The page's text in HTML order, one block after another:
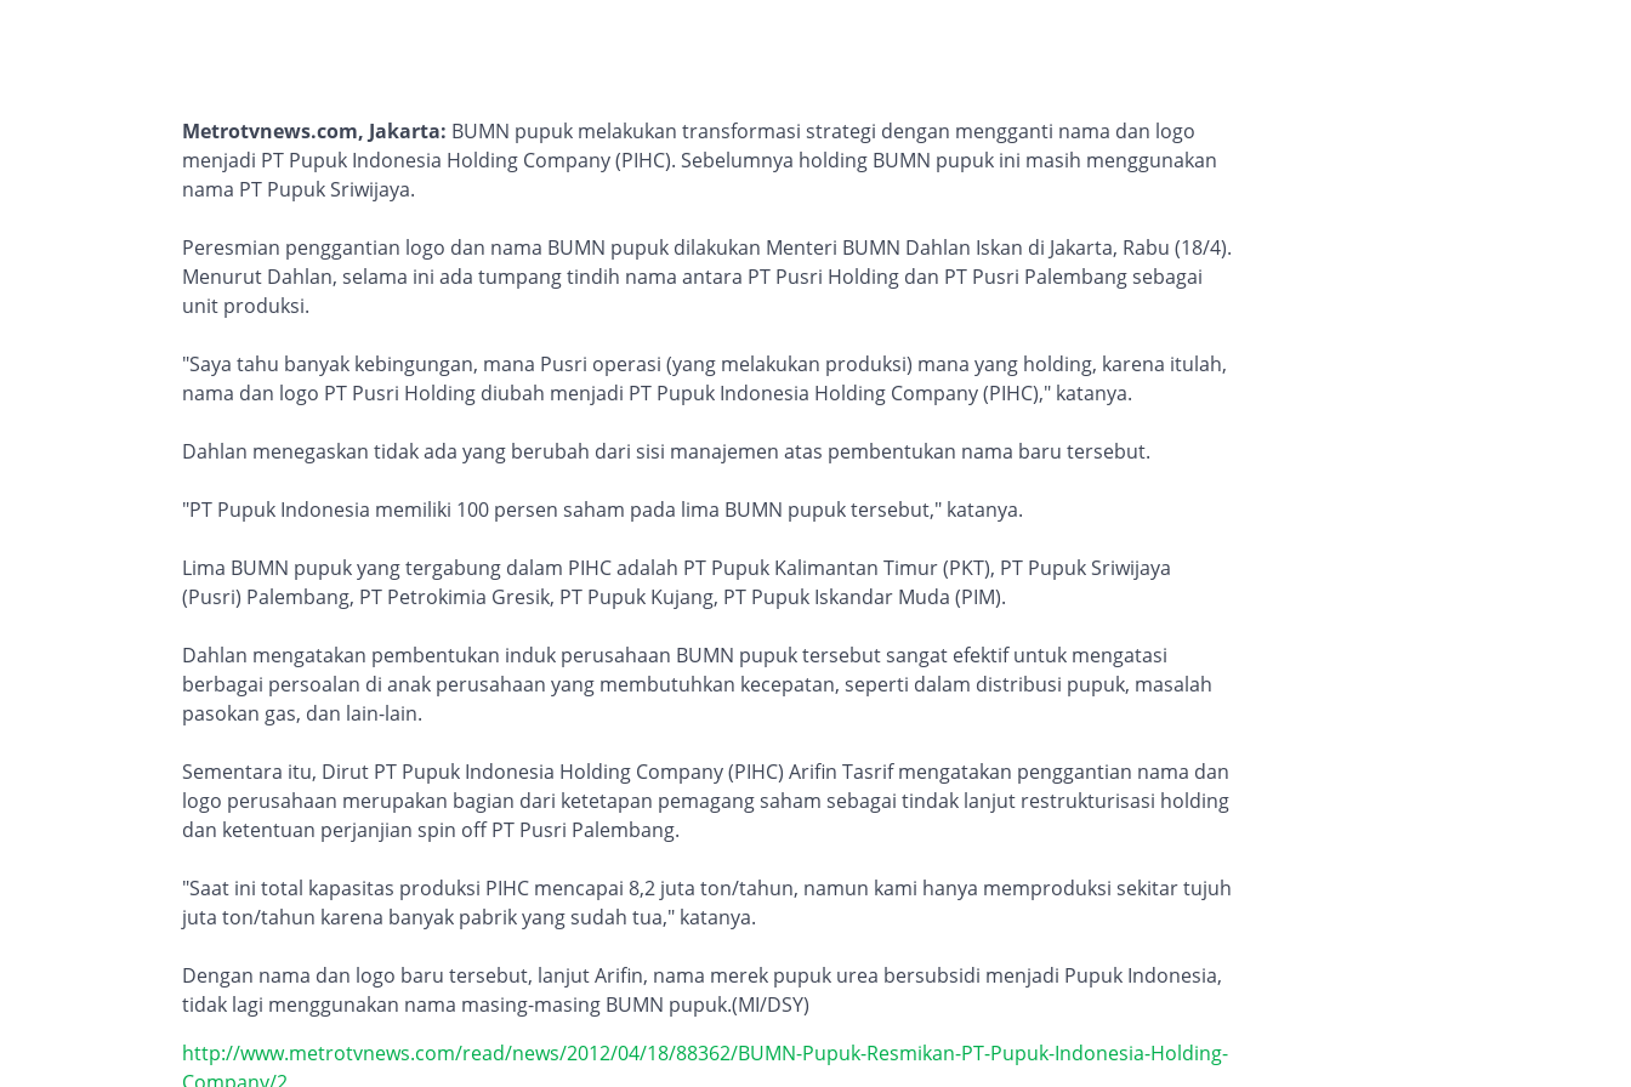
Metrotvnews.com, Jakarta: BUMN pupuk melakukan transformasi strategi dengan mengganti nama dan logo
menjadi PT Pupuk Indonesia Holding Company (PIHC). Sebelumnya holding BUMN pupuk ini masih menggunakan
nama PT Pupuk Sriwijaya.
Peresmian penggantian logo dan nama BUMN pupuk dilakukan Menteri BUMN Dahlan Iskan di Jakarta, Rabu (18/4).
Menurut Dahlan, selama ini ada tumpang tindih nama antara PT Pusri Holding dan PT Pusri Palembang sebagai
unit produksi.
"Saya tahu banyak kebingungan, mana Pusri operasi (yang melakukan produksi) mana yang holding, karena itulah,
nama dan logo PT Pusri Holding diubah menjadi PT Pupuk Indonesia Holding Company (PIHC)," katanya.
Dahlan menegaskan tidak ada yang berubah dari sisi manajemen atas pembentukan nama baru tersebut.
"PT Pupuk Indonesia memiliki 100 persen saham pada lima BUMN pupuk tersebut," katanya.
Lima BUMN pupuk yang tergabung dalam PIHC adalah PT Pupuk Kalimantan Timur (PKT), PT Pupuk Sriwijaya
(Pusri) Palembang, PT Petrokimia Gresik, PT Pupuk Kujang, PT Pupuk Iskandar Muda (PIM).
Dahlan mengatakan pembentukan induk perusahaan BUMN pupuk tersebut sangat efektif untuk mengatasi
berbagai persoalan di anak perusahaan yang membutuhkan kecepatan, seperti dalam distribusi pupuk, masalah
pasokan gas, dan lain-lain.
Sementara itu, Dirut PT Pupuk Indonesia Holding Company (PIHC) Arifin Tasrif mengatakan penggantian nama dan
logo perusahaan merupakan bagian dari ketetapan pemagang saham sebagai tindak lanjut restrukturisasi holding
dan ketentuan perjanjian spin off PT Pusri Palembang.
"Saat ini total kapasitas produksi PIHC mencapai 8,2 juta ton/tahun, namun kami hanya memproduksi sekitar tujuh
juta ton/tahun karena banyak pabrik yang sudah tua," katanya.
Dengan nama dan logo baru tersebut, lanjut Arifin, nama merek pupuk urea bersubsidi menjadi Pupuk Indonesia,
tidak lagi menggunakan nama masing-masing BUMN pupuk.(MI/DSY)
http://www.metrotvnews.com/read/news/2012/04/18/88362/BUMN-Pupuk-Resmikan-PT-Pupuk-Indonesia-Holding-